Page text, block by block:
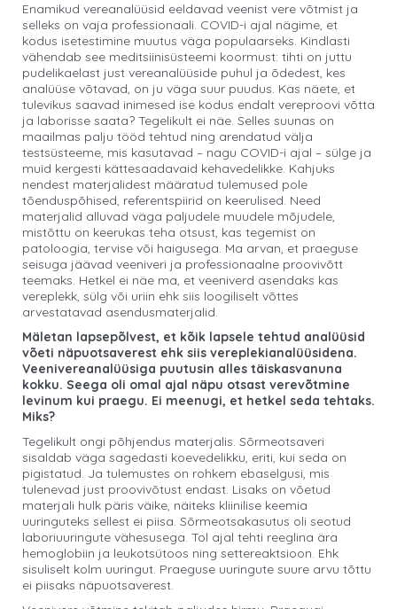
Enamikud vereanalüüsid eeldavad veenist vere võtmist ja
selleks on vaja professionaali. COVID-i ajal nägime, et
kodus isetestimine muutus väga populaarseks. Kindlasti
vähendab see meditsiinisüsteemi koormust: tihti on juttu
pudelikaelast just vereanalüüside puhul ja õdedest, kes
analüüse võtavad, on ju väga suur puudus. Kas näete, et
tulevikus saavad inimesed ise kodus endalt vereproovi võtta
ja laborisse saata? Tegelikult ei näe. Selles suunas on
maailmas palju tööd tehtud ning arendatud välja
testsüsteeme, mis kasutavad – nagu COVID-i ajal – sülge ja
muid kergesti kättesaadavaid kehavedelikke. Kahjuks
nendest materjalidest määratud tulemused pole
tõenduspõhised, referentspiirid on keerulised. Need
materjalid alluvad väga paljudele muudele mõjudele,
mistõttu on keerukas teha otsust, kas tegemist on
patoloogia, tervise või haigusega. Ma arvan, et praeguse
seisuga jäävad veeniveri ja professionaalne proovivõtt
teemaks. Hetkel ei näe ma, et veeniverd asendaks kas
vereplekk, sülg või uriin ehk siis loogiliselt võttes
arvestatavad asendusmaterjalid.
Mäletan lapsepõlvest, et kõik lapsele tehtud analüüsid
võeti näpuotsaverest ehk siis vereplekianalüüsidena.
Veenivereanalüüsiga puutusin alles täiskasvanuna
kokku. Seega oli omal ajal näpu otsast verevõtmine
levinum kui praegu. Ei meenugi, et hetkel seda tehtaks.
Miks?
Tegelikult ongi põhjendus materjalis. Sõrmeotsaveri
sisaldab väga sagedasti koevedelikku, eriti, kui seda on
pigistatud. Ja tulemustes on rohkem ebaselgusi, mis
tulenevad just proovivõtust endast. Lisaks on võetud
materjali hulk päris väike, näiteks kliinilise keemia
uuringuteks sellest ei piisa. Sõrmeotsakasutus oli seotud
laboriuuringute vähesusega. Tol ajal tehti reeglina ära
hemoglobiin ja leukotsütoos ning settereaktsioon. Ehk
sisuliselt kolm uuringut. Praeguse uuringute suure arvu tõttu
ei piisaks näpuotsaverest.